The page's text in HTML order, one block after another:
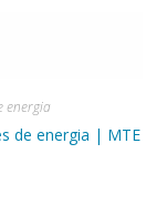
energia
de energia | MTE